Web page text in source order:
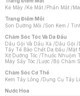
Kẻ Mày /Kẻ Mắt /Phấn Mắt /
Trang Điểm Môi
Son Dưỡng Môi /Son Kem / Tint
Chăm Sóc Tóc Và Da Đầu
Dầu Gội Và Dầu Xả /Dầu Gội /
Tẩy Tế Bào Chết Da Đầu /Mặt
Xịt Dưỡng Tóc /Thuốc Nhuộm
Máy Sấy Tóc /Lược /Bộ Chăm
Chăm Sóc Cơ Thể
Kem Tẩy Lông /Dụng Cụ Tẩy
Nước Hoa